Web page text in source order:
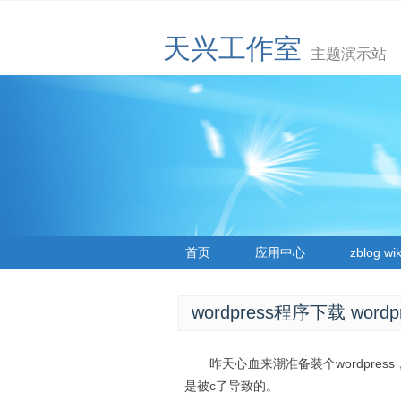
天兴工作室 主题演示站
首页 应用中心 zblog
wordpress程序下载
昨天心血来潮准备装个wordpress
是被c了导致的。